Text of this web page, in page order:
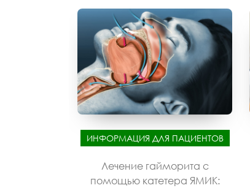
ИНФОРМАЦИЯ ДЛЯ ПАЦИЕНТОВ
Лечение гайморита с
помощью катетера ЯМИК: